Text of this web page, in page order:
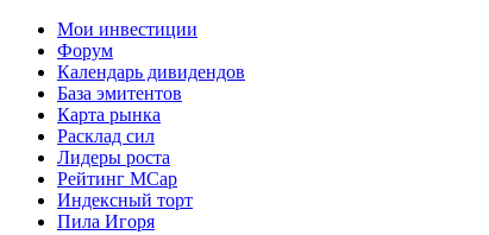
Мои инвестиции
Форум
Календарь дивидендов
База эмитентов
Карта рынка
Расклад сил
Лидеры роста
Рейтинг MCap
Индексный торт
Пила Игоря